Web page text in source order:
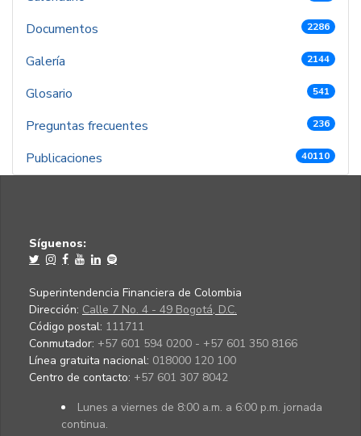
Documentos 2286
Galería 2144
Glosario 541
Preguntas frecuentes 236
Publicaciones 40110
Síguenos:
Superintendencia Financiera de Colombia
Dirección: Calle 7 No. 4 - 49 Bogotá, D.C.
Código postal: 111711
Conmutador: +57 601 594 0200 - +57 601 350 8166
Línea gratuita nacional: 018000 120 100
Centro de contacto: +57 601 307 8042
Lunes a viernes de 8:00 a.m. a 6:00 p.m. jornada
continua.